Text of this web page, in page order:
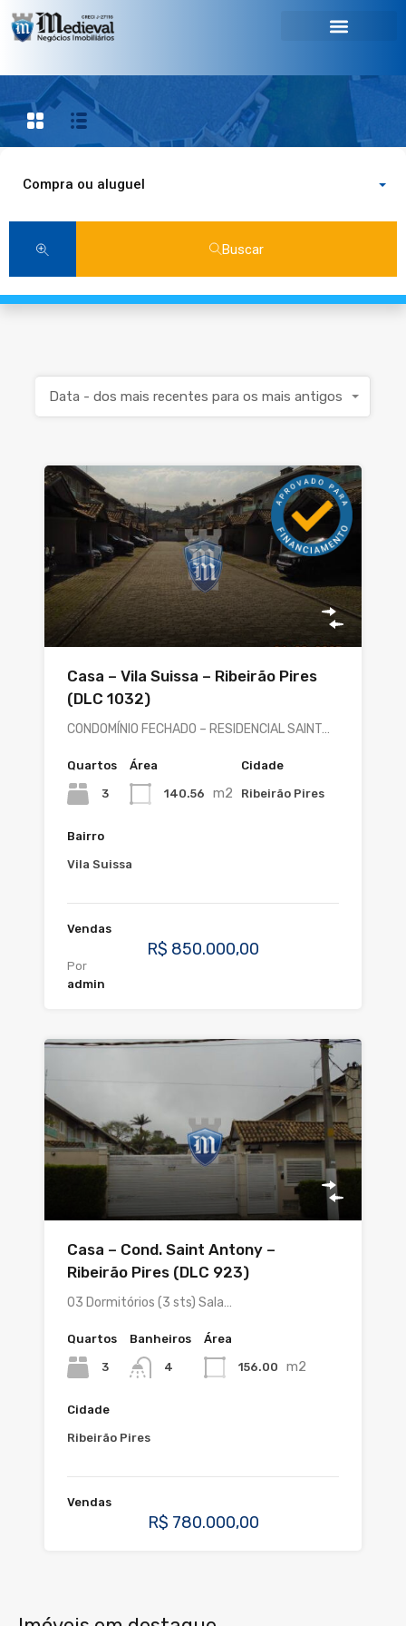
Compra ou aluguel
Buscar
Data - dos mais recentes para os mais antigos
Casa – Vila Suissa – Ribeirão Pires
(DLC 1032)
CONDOMÍNIO FECHADO – RESIDENCIAL SAINT…
Quartos
3
Área
140.56 m2
Cidade
Ribeirão Pires
Bairro
Vila Suissa
Vendas
R$ 850.000,00
Por
admin
Casa – Cond. Saint Antony –
Ribeirão Pires (DLC 923)
03 Dormitórios (3 sts) Sala…
Quartos
3
Banheiros
4
Área
156.00 m2
Cidade
Ribeirão Pires
Vendas
R$ 780.000,00